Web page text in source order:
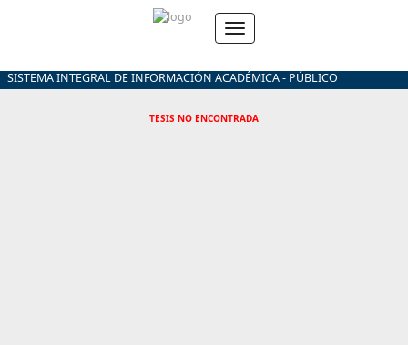
SISTEMA INTEGRAL DE INFORMACIÓN ACADÉMICA - PÚBLICO
TESIS NO ENCONTRADA